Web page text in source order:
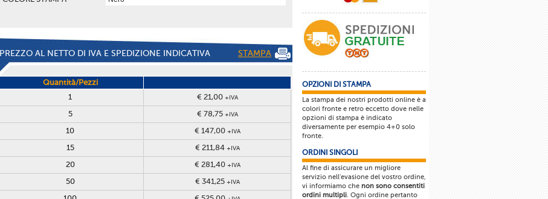
PREZZO AL NETTO DI IVA E SPEDIZIONE INDICATIVA STAMPA
Quantità/Pezzi
1
€ 21,00 +IVA
5 € 78,75 +IVA
10 € 147,00 +IVA
15 € 211,84 +IVA
20 € 281,40 +IVA
50 € 341,25 +IVA
OPZIONI DI STAMPA
La stampa dei nostri prodotti online è a
colori fronte e retro eccetto dove nelle
opzioni di stampa è indicato
diversamente per esempio 4+0 solo
fronte.
ORDINI SINGOLI
Al fine di assicurare un migliore
servizio nell'evasione del vostro ordine,
vi informiamo che non sono consentiti
ordini multipli. Ogni ordine pertanto